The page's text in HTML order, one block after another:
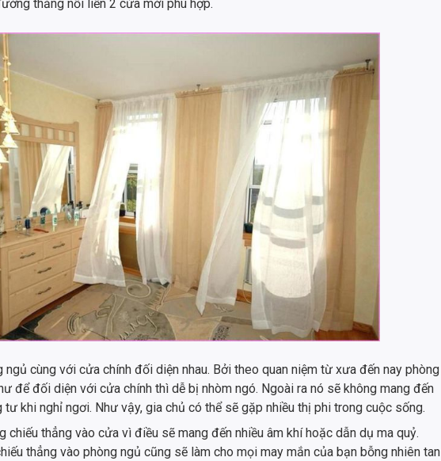
thẳng nối liền 2 cửa mới phù hợp.
ngủ cùng với cửa chính đối diện nhau. Bởi theo quan niệm từ xưa đến nay phòng
để đối diện với cửa chính thì dễ bị nhòm ngó. Ngoài ra nó sẽ không mang đến
tư khi nghỉ ngơi. Như vậy, gia chủ có thể sẽ gặp nhiều thị phi trong cuộc sống.
chiếu thẳng vào cửa vì điều sẽ mang đến nhiều âm khí hoặc dẫn dụ ma quỷ.
thẳng vào phòng ngủ cũng sẽ làm cho mọi may mắn của bạn bỗng nhiên tan